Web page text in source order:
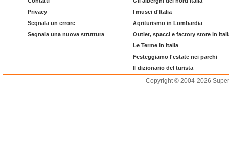
Privacy
Segnala un errore
Segnala una nuova struttura
I musei d'Italia
Agriturismo in Lombardia
Outlet, spacci e factory store in
Le Terme in Italia
Festeggiamo l'estate nei parchi
Il dizionario del turista
Copyright © 2004-2026